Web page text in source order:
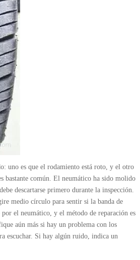
uno es que el rodamiento está roto, y el otro
bastante común. El neumático ha sido molido
descartarse primero durante la inspección.
medio círculo para sentir si la banda de
el neumático, y el método de reparación es
aún más si hay un problema con los
escuchar. Si hay algún ruido, indica un